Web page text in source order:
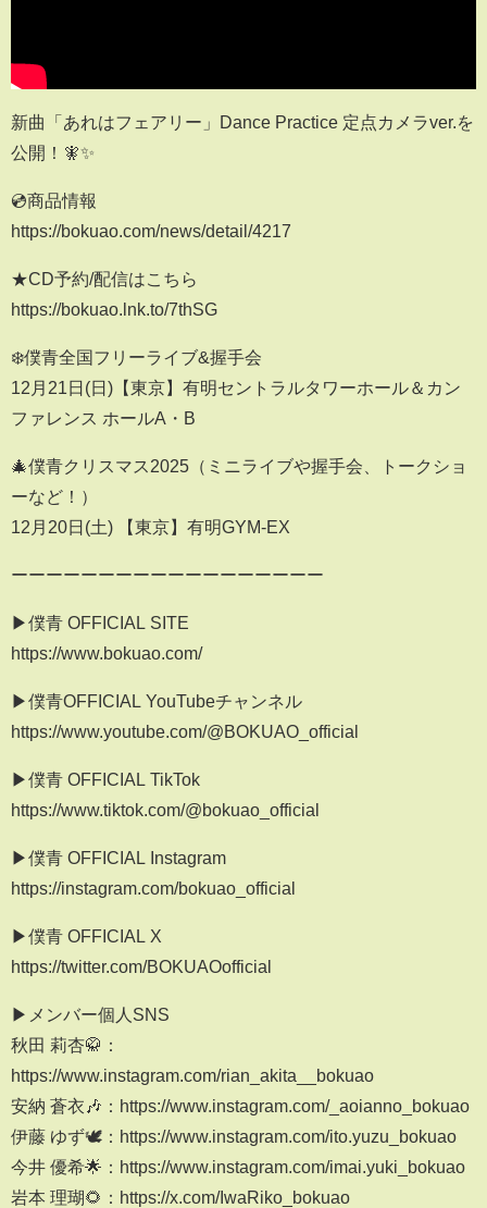
新曲「あれはフェアリー」Dance Practice 定点カメラver.を
公開！🧚✨
💿商品情報
https://bokuao.com/news/detail/4217
★CD予約/配信はこちら
https://bokuao.lnk.to/7thSG
❄️僕青全国フリーライブ&握手会
12月21日(日)【東京】有明セントラルタワーホール＆カン
ファレンス ホールA・B
🎄僕青クリスマス2025（ミニライブや握手会、トークショ
ーなど！）
12月20日(土) 【東京】有明GYM-EX
ーーーーーーーーーーーーーーーーーー
▶僕青 OFFICIAL SITE
https://www.bokuao.com/
▶僕青OFFICIAL YouTubeチャンネル
https://www.youtube.com/@BOKUAO_official
▶僕青 OFFICIAL TikTok
https://www.tiktok.com/@bokuao_official
▶僕青 OFFICIAL Instagram
https://instagram.com/bokuao_official
▶僕青 OFFICIAL X
https://twitter.com/BOKUAOofficial
▶メンバー個人SNS
秋田 莉杏🥋：
https://www.instagram.com/rian_akita__bokuao
安納 蒼衣🎶：https://www.instagram.com/_aoianno_bokuao
伊藤 ゆず🕊️：https://www.instagram.com/ito.yuzu_bokuao
今井 優希🌟：https://www.instagram.com/imai.yuki_bokuao
岩本 理瑚🌻：https://x.com/IwaRiko_bokuao